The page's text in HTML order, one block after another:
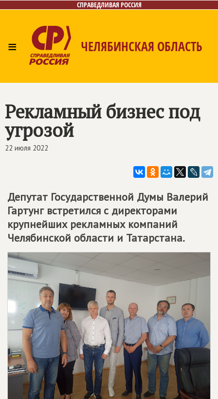
СПРАВЕДЛИВАЯ РОССИЯ
≡ ЧЕЛЯБИНСКАЯ ОБЛАСТЬ
Контакты
Рекламный бизнес под
угрозой
22 июля 2022
Депутат Государственной Думы Валерий
Гартунг встретился с директорами
крупнейших рекламных компаний
Челябинской области и Татарстана.